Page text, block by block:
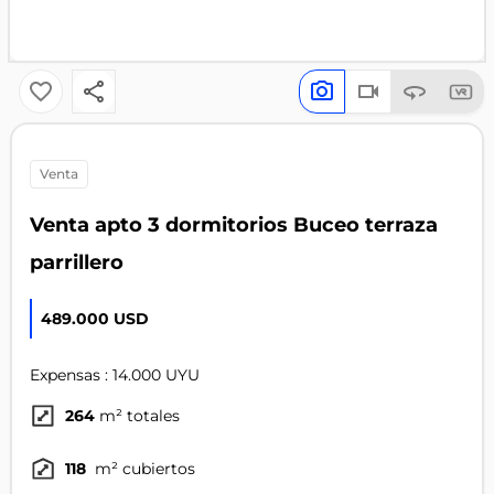
venta
Venta apto 3 dormitorios Buceo terraza
parrillero
489.000 USD
Expensas : 14.000 UYU
264 m² totales
118 m² cubiertos